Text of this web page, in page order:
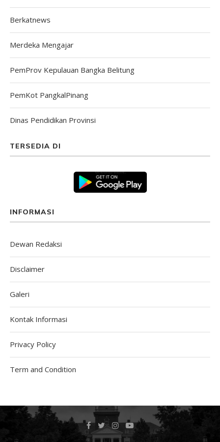
Berkatnews
Merdeka Mengajar
PemProv Kepulauan Bangka Belitung
PemKot PangkalPinang
Dinas Pendidikan Provinsi
TERSEDIA DI
INFORMASI
Dewan Redaksi
Disclaimer
Galeri
Kontak Informasi
Privacy Policy
Term and Condition